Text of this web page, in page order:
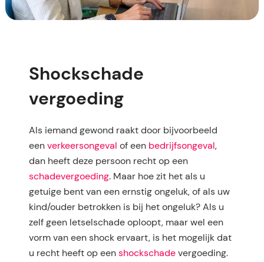
Shockschade
vergoeding
Als iemand gewond raakt door bijvoorbeeld
een verkeersongeval of een bedrijfsongeval,
dan heeft deze persoon recht op een
schadevergoeding. Maar hoe zit het als u
getuige bent van een ernstig ongeluk, of als uw
kind/ouder betrokken is bij het ongeluk? Als u
zelf geen letselschade oploopt, maar wel een
vorm van een shock ervaart, is het mogelijk dat
u recht heeft op een shockschadevergoeding.